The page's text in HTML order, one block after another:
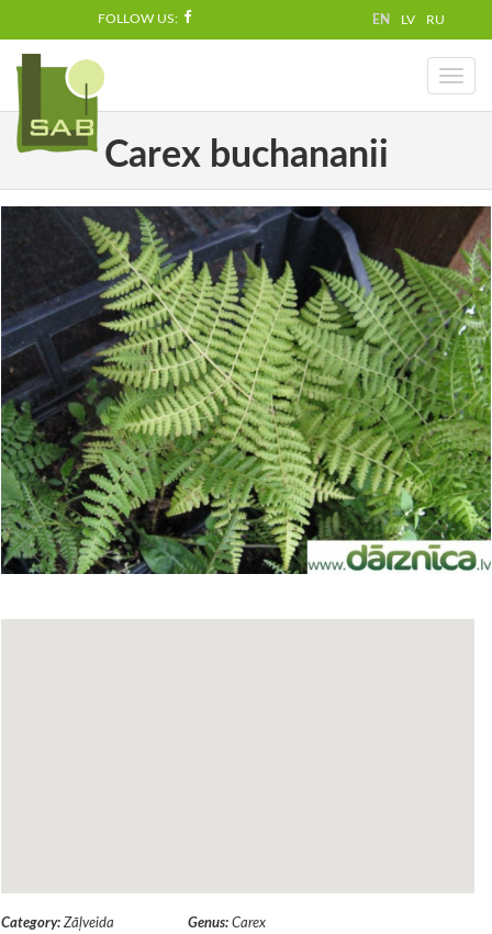
FOLLOW US: EN LV RU
Toggle
Carex buchananii
Category: Zāļveida
Genus: Carex